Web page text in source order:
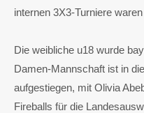
internen 3X3-Turniere
Die weibliche u18 wurde
Damen-Mannschaft ist in
aufgestiegen, mit Olivia
Fireballs für die